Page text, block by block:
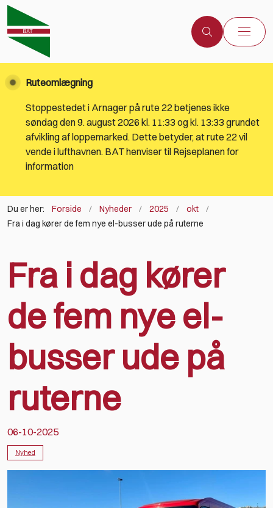
Ruteomlægning
Stoppestedet i Arnager på rute 22 betjenes ikke
søndag den 9. august 2026 kl. 11:33 og kl. 13:33 grundet
afvikling af loppemarked. Dette betyder, at rute 22 vil
vende i lufthavnen. BAT henviser til Rejseplanen for
information
Du er her: Forside Nyheder 2025
okt
Fra i dag kører de fem nye el-busser ude på ruterne
Fra i dag kører
de fem nye el-
busser ude på
ruterne
06-10-2025
Nyhed